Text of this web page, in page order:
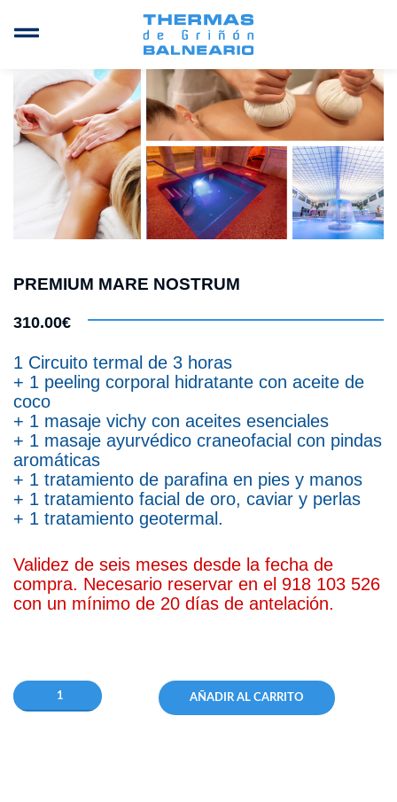
PREMIUM MARE NOSTRUM
310.00€
1 Circuito termal de 3 horas
+ 1 peeling corporal hidratante con aceite de
coco
+ 1 masaje vichy con aceites esenciales
+ 1 masaje ayurvédico craneofacial con pindas
aromáticas
+ 1 tratamiento de parafina en pies y manos
+ 1 tratamiento facial de oro, caviar y perlas
+ 1 tratamiento geotermal.
Validez de seis meses desde la fecha de
compra. Necesario reservar en el 918 103 526
con un mínimo de 20 días de antelación.
AÑADIR AL CARRITO